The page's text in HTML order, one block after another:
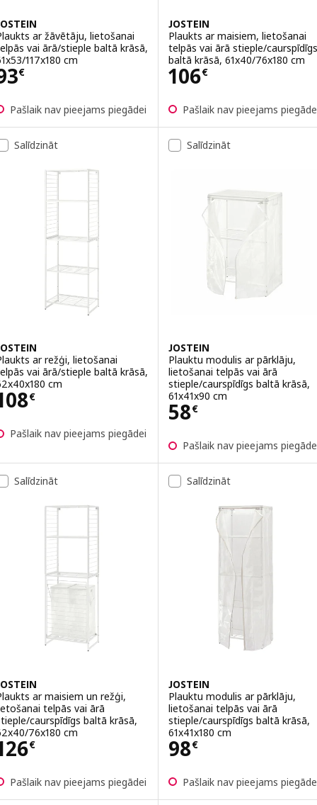
ar žāvētāju, lietošanai
vai ārā/stieple baltā krāsā,
117x180 cm
€ 93€
Pašlaik nav pieejams piegādei
JOSTEIN
Plaukts ar maisiem, lietošanai
telpās vai ārā stieple/caurspīdīgs
baltā krāsā, 61x40/76x180 cm
106€
Cena 106€
Pašlaik nav pieejams
Salīdzināt
ar režģi, lietošanai
vai ārā/stieple baltā krāsā,
cm
€ 108€
Pašlaik nav pieejams piegādei
Salīdzināt
JOSTEIN
Plauktu modulis ar pārklāju,
lietošanai telpās vai ārā
stieple/caurspīdīgs baltā krāsā,
61x41x90 cm
58€
Cena 58€
Pašlaik nav pieejams
Salīdzināt
ar maisiem un režģi,
telpās vai ārā
caurspīdīgs baltā krāsā,
76x180 cm
€ 126€
Pašlaik nav pieejams piegādei
Salīdzināt
JOSTEIN
Plauktu modulis ar pārklāju,
lietošanai telpās vai ārā
stieple/caurspīdīgs baltā krāsā,
61x41x180 cm
98€
Cena 98€
Pašlaik nav pieejams